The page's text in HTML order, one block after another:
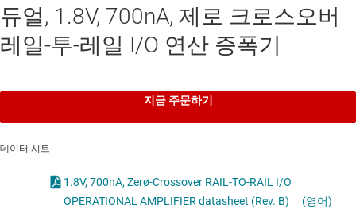
듀얼, 1.8V, 700nA, 제로 크로스오버
레일-투-레일 I/O 연산 증폭기
지금 주문하기
데이터 시트
1.8V, 700nA, Zerø-Crossover RAIL-TO-RAIL I/O
OPERATIONAL AMPLIFIER datasheet (Rev. B)
(영어)